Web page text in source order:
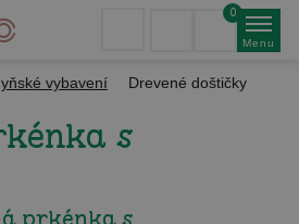
0
Menu
vybavení Drevené doštičky
s